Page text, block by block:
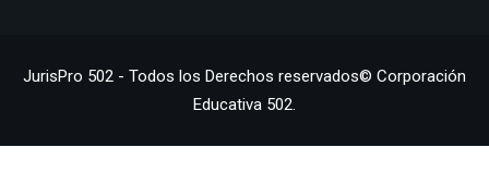
JurisPro 502 - Todos los Derechos reservados© Corporación
Educativa 502.